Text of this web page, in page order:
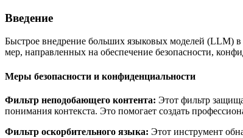
Введение
Быстрое внедрение больших языковых моделей (LLM) в
мер, направленных на обеспечение безопасности,
Меры безопасности и конфиденциальности
Фильтр неподобающего контента: Этот фильтр
понимания контекста. Это помогает создать
Фильтр оскорбительного языка: Этот инструмент